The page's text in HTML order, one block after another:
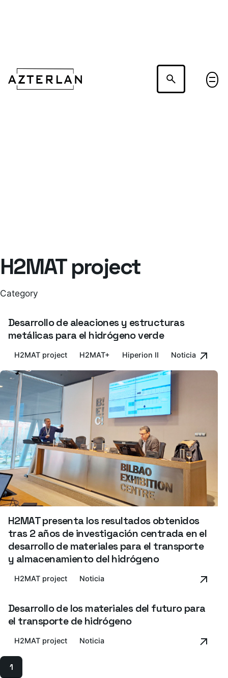
H2MAT project
Category
Desarrollo de aleaciones y estructuras
metálicas para el hidrógeno verde
H2MAT project H2MAT+ Hiperion II Noticia
H2MAT presenta los resultados obtenidos
tras 2 años de investigación centrada en el
desarrollo de materiales para el transporte
y almacenamiento del hidrógeno
H2MAT project Noticia
Desarrollo de los materiales del futuro para
el transporte de hidrógeno
H2MAT project Noticia
1